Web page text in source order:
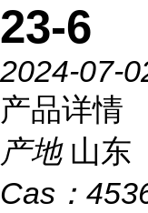
23-6
2024-07-
产品详情
产地 山东
Cas：